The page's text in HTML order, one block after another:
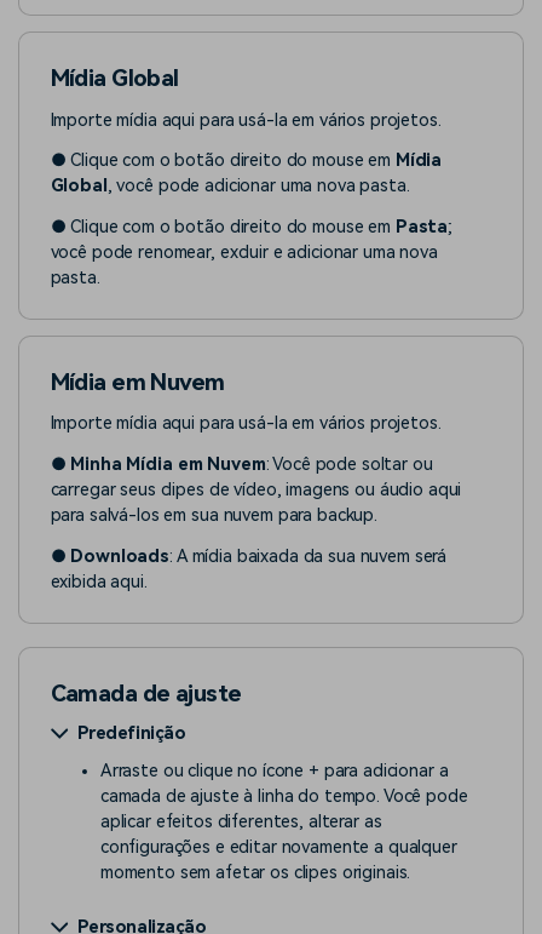
Mídia Global
Importe mídia aqui para usá-la em vários projetos.
● Clique com o botão direito do mouse em Mídia
Global , você pode adicionar uma nova pasta.
● Clique com o botão direito do mouse em Pasta;
você pode renomear, excluir e adicionar uma nova
pasta.
Mídia em Nuvem
Importe mídia aqui para usá-la em vários projetos.
● Minha Mídia em Nuvem: Você pode soltar ou
carregar seus clipes de vídeo, imagens ou áudio aqui
para salvá-los em sua nuvem para backup.
● Downloads: A mídia baixada da sua nuvem será
exibida aqui.
Camada de ajuste
Predefinição
Arraste ou clique no ícone + para adicionar a
camada de ajuste à linha do tempo. Você pode
aplicar efeitos diferentes, alterar as
configurações e editar novamente a qualquer
momento sem afetar os clipes originais.
Personalização